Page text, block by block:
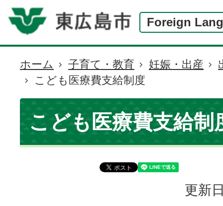
Foreign
現
在
の
置
ホーム 子育て・教育 妊娠・出産
こども医療費支給制度
こども医療費支給制
更新